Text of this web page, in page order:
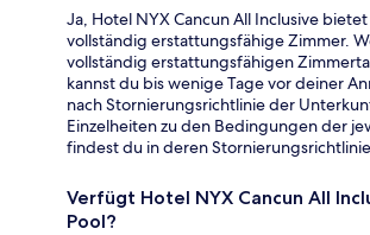
Ja, Hotel NYX Cancun All Inclusive
vollständig erstattungsfähige Zimmer.
vollständig erstattungsfähigen
kannst du bis wenige Tage vor deiner
nach Stornierungsrichtlinie der
Einzelheiten zu den Bedingungen der
findest du in deren
Verfügt Hotel NYX Cancun All
Pool?